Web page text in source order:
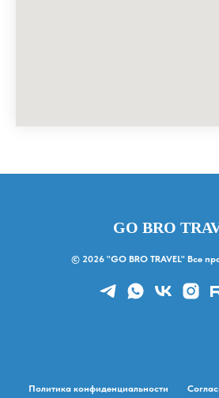
GO BRO
© 2026 "GO BRO TRAVEL" Все
Политика конфиденциальности